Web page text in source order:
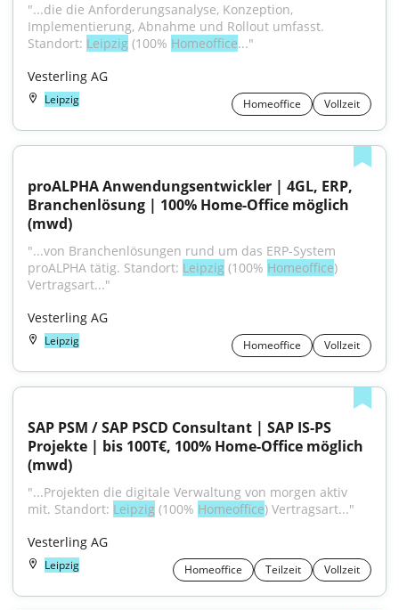
"...die die Anforderungsanalyse, Konzeption,
Implementierung, Abnahme und Rollout umfasst.
Standort: Leipzig (100% Homeoffice..."
Vesterling AG
Leipzig Homeoffice Vollzeit
proALPHA Anwendungsentwickler | 4GL, ERP,
Branchenlösung | 100% Home-Office möglich
(mwd)
"...von Branchenlösungen rund um das ERP-System
proALPHA tätig. Standort: Leipzig (100% Homeoffice)
Vertragsart..."
Vesterling AG
Leipzig Homeoffice Vollzeit
SAP PSM / SAP PSCD Consultant | SAP IS-PS
Projekte | bis 100T€, 100% Home-Office möglich
(mwd)
"...Projekten die digitale Verwaltung von morgen aktiv
mit. Standort: Leipzig (100% Homeoffice) Vertragsart..."
Vesterling AG
Leipzig Homeoffice Teilzeit Vollzeit